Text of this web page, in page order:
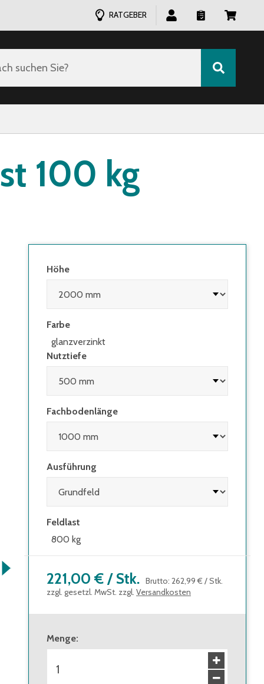
RATGEBER
suchen Sie?
100 kg
Höhe
Farbe
glanzverzinkt
Nutztiefe
Fachbodenlänge
Ausführung
Feldlast
800 kg
221,00 € / Stk. Brutto: 262,99 € /Stk.
zzgl. gesetzl. MwSt. zzgl. Versandkosten
Menge: